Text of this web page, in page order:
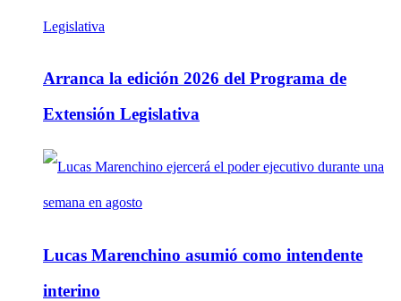
Arranca la edición 2026 del Programa de
Extensión Legislativa
Lucas Marenchino asumió como intendente
interino